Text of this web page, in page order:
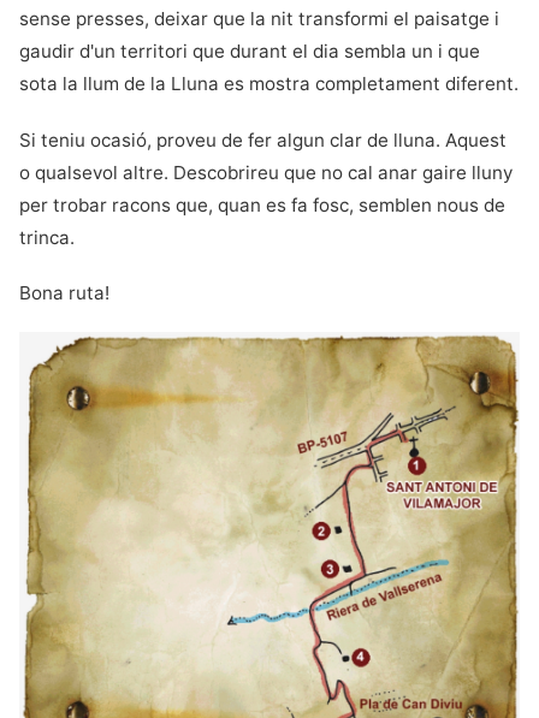
sense presses, deixar que la nit transformi el paisatge i
gaudir d'un territori que durant el dia sembla un i que
sota la llum de la Lluna es mostra completament diferent.
Si teniu ocasió, proveu de fer algun clar de lluna. Aquest
o qualsevol altre. Descobrireu que no cal anar gaire lluny
per trobar racons que, quan es fa fosc, semblen nous de
trinca.
Bona ruta!